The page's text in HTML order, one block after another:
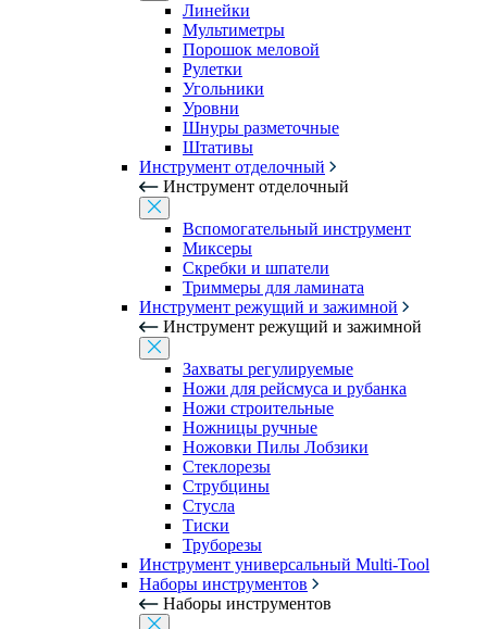
Линейки
Мультиметры
Порошок меловой
Рулетки
Угольники
Уровни
Шнуры разметочные
Штативы
Инструмент отделочный
Инструмент отделочный
Вспомогательный инструмент
Миксеры
Скребки и шпатели
Триммеры для ламината
Инструмент режущий и зажимной
Инструмент режущий и зажимной
Захваты регулируемые
Ножи для рейсмуса и рубанка
Ножи строительные
Ножницы ручные
Ножовки Пилы Лобзики
Стеклорезы
Струбцины
Стусла
Тиски
Труборезы
Инструмент универсальный Multi-Tool
Наборы инструментов
Наборы инструментов